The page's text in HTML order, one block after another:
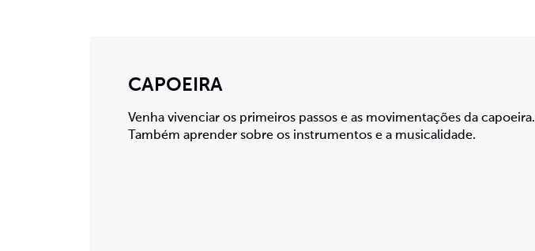
CAPOEIRA
Venha vivenciar os primeiros passos e as movimentações da capoeira.
Também aprender sobre os instrumentos e a musicalidade.